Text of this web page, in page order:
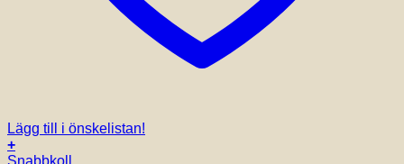
Lägg till i önskelistan!
+
Snabbkoll